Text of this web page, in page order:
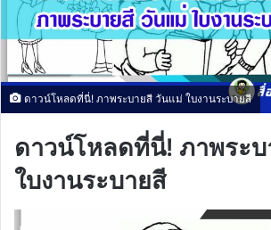
ดาวน์โหลดที่นี่! ภาพระบายสี วันแม่ ใบงานระบายสี
ดาวน์โหลดที่นี่! ภาพระ
ใบงานระบายสี